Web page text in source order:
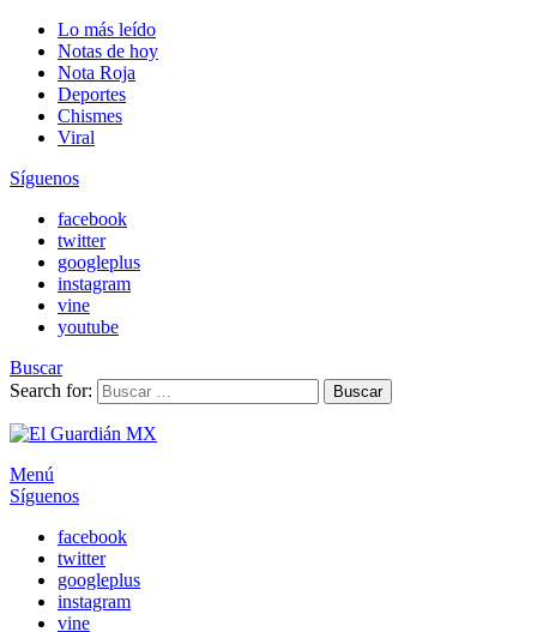
Lo más leído
Notas de hoy
Nota Roja
Deportes
Chismes
Viral
Síguenos
facebook
twitter
googleplus
instagram
vine
youtube
Buscar
Search for:
Buscar
Menú
Síguenos
facebook
twitter
googleplus
instagram
vine